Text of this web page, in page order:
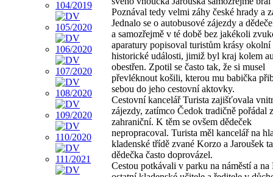
Poznával tedy velmi záhy české hrady a
Jednalo se o autobusové zájezdy a
a samozřejmě v té době bez jakékoli
aparatury popisoval turistům krásy
historické události, jimiž byl kraj kolem
obestřen. Zpotil se často tak, že si musel
převléknout košili, kterou mu babička
sebou do jeho cestovní aktovky.
Cestovní kancelář Turista zajišťovala
zájezdy, zatímco Čedok tradičně pořádal
zahraniční. K těm se ovšem dědeček
nepropracoval. Turista měl kancelář na
kladenské třídě zvané Korzo a Jaroušek
dědečka často doprovázel.
Cestou potkávali v parku na náměstí a na